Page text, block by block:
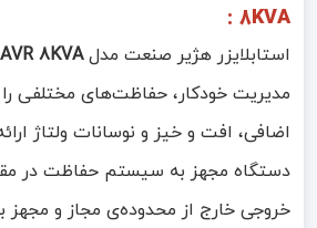
8KVA :
استابلایزر هژیر صنعت مدلAVR 8KVA
مدیریت خودکار، حفاظت‌های مختلفی را
اضافی، افت و خیز و نوسانات ولتاژ
دستگاه مجهز به سیستم حفاظت در
خروجی خارج از محدوده‌ی مجاز و مجهز